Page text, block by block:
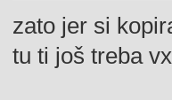
zato jer si
tu ti još treba